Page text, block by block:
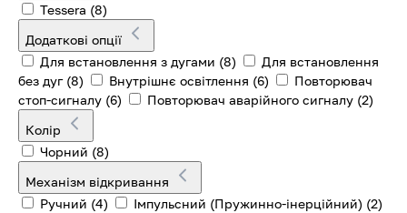
Tessera (8)
Додаткові опції
Для встановлення з дугами (8)
Для встановлення
без дуг (8) Внутрішнє освітлення (6)
Повторювач
стоп-сигналу (6) Повторювач аварійного сигналу (2)
Колір
Чорний (8)
Механізм відкривання
Ручний (4) Імпульсний (Пружинно-інерційний) (2)